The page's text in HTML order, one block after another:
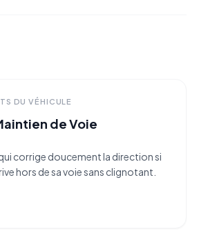
DU VÉHICULE
de Voie
corrige doucement la direction si
hors de sa voie sans clignotant.